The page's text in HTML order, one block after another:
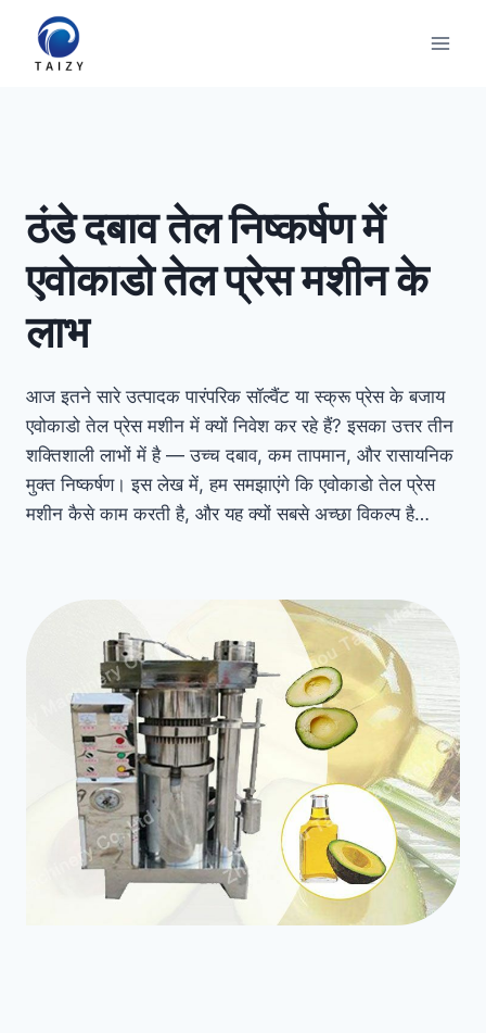
content
ठंडे दबाव तेल निष्कर्षण में
एवोकाडो तेल प्रेस मशीन के
लाभ
आज इतने सारे उत्पादक पारंपरिक सॉल्वैंट या स्क्रू प्रेस के बजाय
एवोकाडो तेल प्रेस मशीन में क्यों निवेश कर रहे हैं? इसका उत्तर तीन
शक्तिशाली लाभों में है — उच्च दबाव, कम तापमान, और रासायनिक
मुक्त निष्कर्षण। इस लेख में, हम समझाएंगे कि एवोकाडो तेल प्रेस
मशीन कैसे काम करती है, और यह क्यों सबसे अच्छा विकल्प है…